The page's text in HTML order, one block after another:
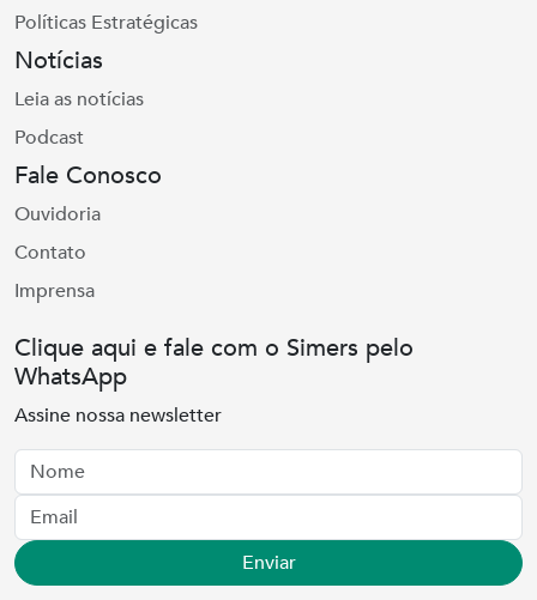
Políticas Estratégicas
Notícias
Leia as notícias
Podcast
Fale Conosco
Ouvidoria
Contato
Imprensa
Clique aqui e fale com o Simers pelo
WhatsApp
Assine nossa newsletter
Nome
Email
Enviar